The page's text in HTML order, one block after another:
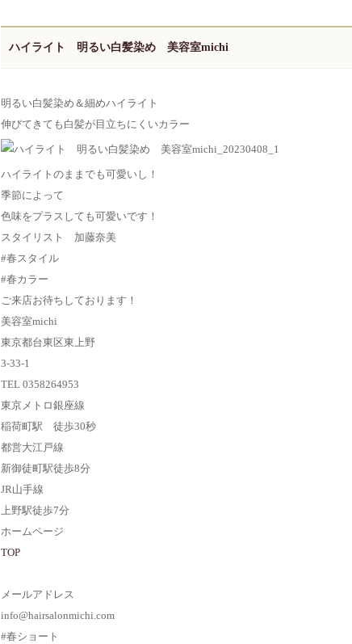
ハイライト 明るい白髪染め 美容室michi
明るい白髪染め＆細めハイライト
伸びてきても白髪が目立ちにくいカラー
ハイライトのままでも可愛いし！
季節によって
色味をプラスしても可愛いです！
スタイリスト 加藤奈美
#春スタイル
#春カラー
ご来店お待ちしております！
美容室michi
東京都台東区東上野
3-33-1
TEL 0358264953
東京メトロ銀座線
稲荷町駅 徒歩30秒
都営大江戸線
新御徒町駅徒歩8分
JR山手線
上野駅徒歩7分
ホームページ
TOP
メールアドレス
info@hairsalonmichi.com
#春ショート